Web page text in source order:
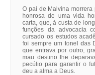
O pai de Malvina
honrosa de uma vida
carta, que, à custa de
funções da advocacia
cursado os estudos
foi sempre um tonel das
que entrava por outro,
mau destino lhe
pecúlio para garantir o
deu a alma a Deus.